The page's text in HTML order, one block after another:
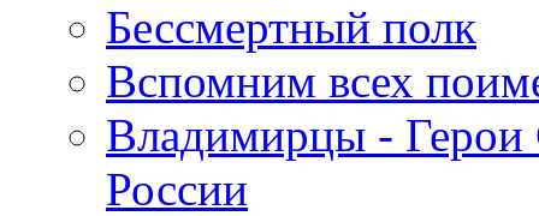
Бессмертный полк
Вспомним всех
Владимирцы - Герои
России